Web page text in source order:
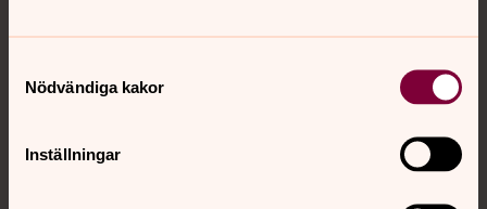
Nödvändiga kakor
Inställningar
Kalender